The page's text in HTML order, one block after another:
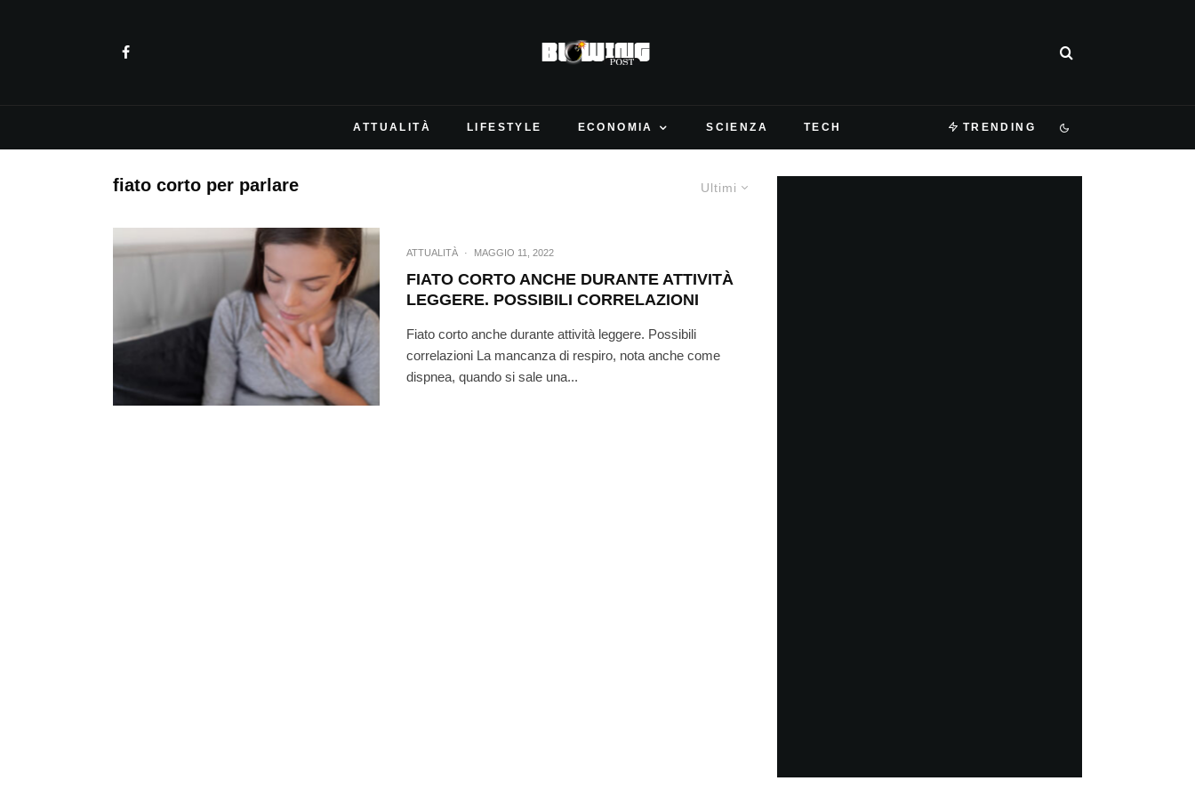
ATTUALITÀ LIFESTYLE ECONOMIA SCIENZA TECH TRENDING
Ultimi
fiato corto per parlare
ATTUALITÀ · MAGGIO 11, 2022
FIATO CORTO ANCHE DURANTE ATTIVITÀ
LEGGERE. POSSIBILI CORRELAZIONI
Fiato corto anche durante attività leggere. Possibili
correlazioni La mancanza di respiro, nota anche come
dispnea, quando si sale una...